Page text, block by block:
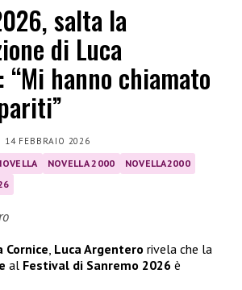
salta la
di Luca
hanno chiamato
14 FEBBRAIO 2026
NOVELLA 2000
NOVELLA2000
Cornice Luca Argentero rivela che la
al Festival di Sanremo 2026 è